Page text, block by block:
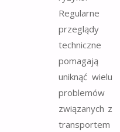
Regularne
przeglądy
techniczne
pomagają
uniknąć wielu
problemów
związanych z
transportem